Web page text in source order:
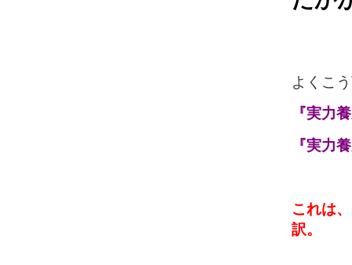
よくこ
『実力
『実力
これは
訳。